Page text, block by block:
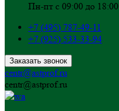
Пн-пт с 09:00 до 18:00
+7 (495) 787-49-11
+7 (925) 533-33-94
Заказать звонок
centr@astprof.ru
centr@astprof.ru